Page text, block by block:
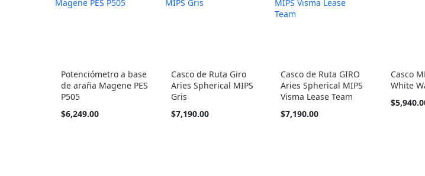
Potenciómetro a base
de araña Magene PES
P505
Tan
$6,249.00
Casco de Ruta Giro
Aries Spherical MIPS
Gris
$7,190.00
Casco de Ruta GIRO
Aries Spherical MIPS
Visma Lease Team
Tan
$7,190.00
Casco
White
Tan